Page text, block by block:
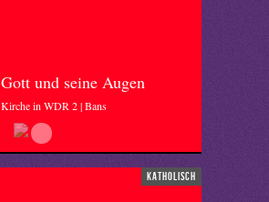
Gott und seine Augen
Kirche in WDR 2 | Bans
katholisch